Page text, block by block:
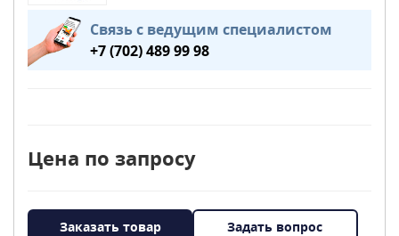
Связь с ведущим специалистом
+7 (702) 489 99 98
Цена по запросу
Заказать товар Задать вопрос